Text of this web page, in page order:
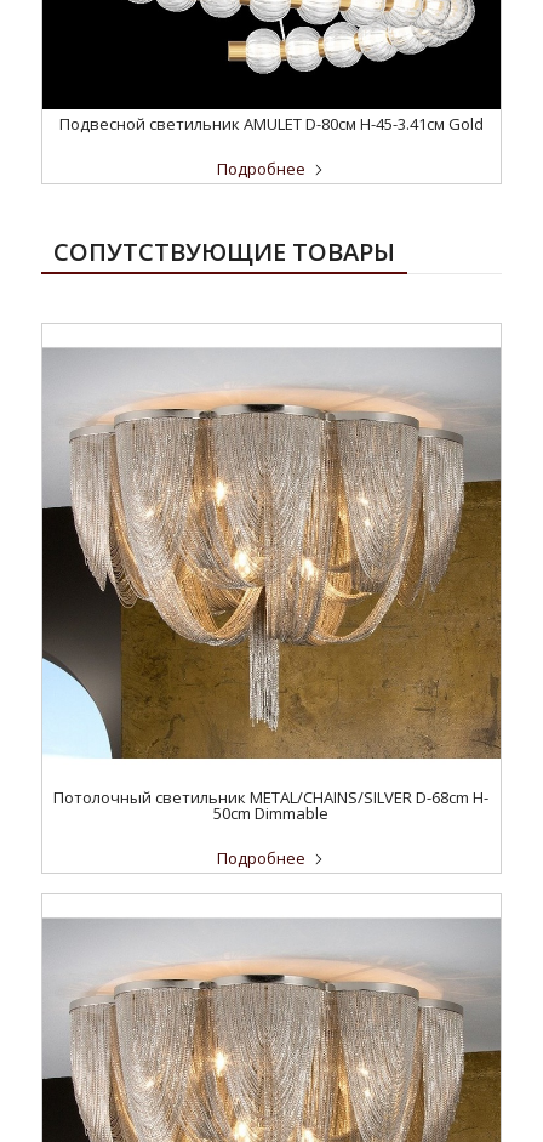
Подвесной светильник AMULET D-80см H-45-3.41см Gold
Подробнее
СОПУТСТВУЮЩИЕ ТОВАРЫ
Потолочный светильник METAL/CHAINS/SILVER D-68cm H-
50cm Dimmable
Подробнее